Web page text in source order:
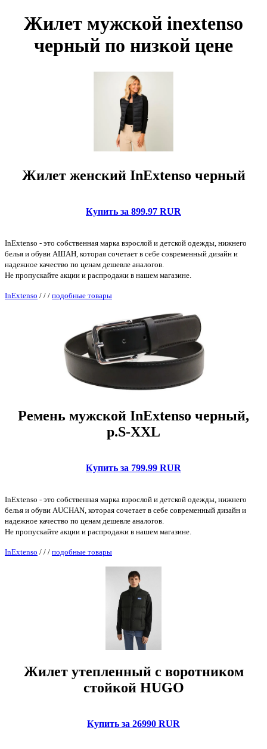
Жилет мужской inextenso
черный по низкой цене
Жилет женский InExtenso черный
Купить за 899.97 RUR
InExtenso - это собственная марка взрослой и детской одежды, нижнего
белья и обуви АШАН, которая сочетает в себе современный дизайн и
надежное качество по ценам дешевле аналогов.
Не пропускайте акции и распродажи в нашем магазине.
InExtenso / / / подобные товары
Ремень мужской InExtenso черный,
р.S-XXL
Купить за 799.99 RUR
InExtenso - это собственная марка взрослой и детской одежды, нижнего
белья и обуви AUCHAN, которая сочетает в себе современный дизайн и
надежное качество по ценам дешевле аналогов.
Не пропускайте акции и распродажи в нашем магазине.
InExtenso / / / подобные товары
Жилет утепленный с воротником
стойкой HUGO
Купить за 26990 RUR